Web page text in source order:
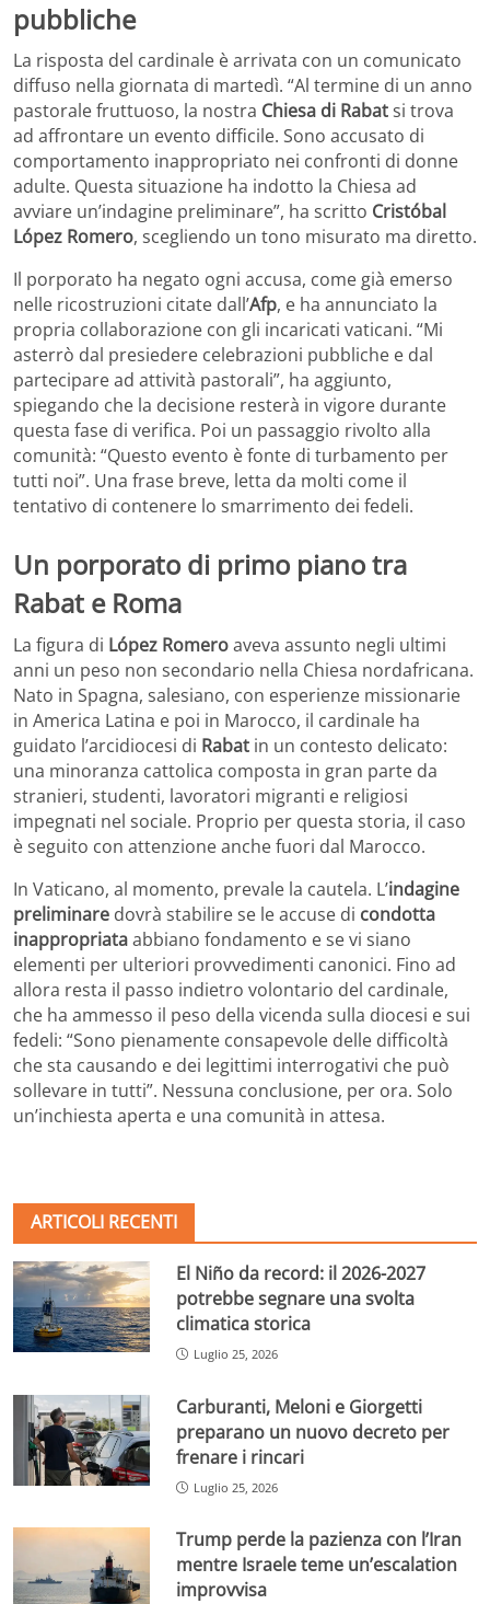
pubbliche
La risposta del cardinale è arrivata con un comunicato
diffuso nella giornata di martedì. “Al termine di un anno
pastorale fruttuoso, la nostra Chiesa di Rabatsi trova
ad affrontare un evento difficile. Sono accusato di
comportamento inappropriato nei confronti di donne
adulte. Questa situazione ha indotto la Chiesa ad
avviare un’indagine preliminare”, ha scritto Cristóbal
López Romero, scegliendo un tono misurato ma diretto.
Il porporato ha negato ogni accusa, come già emerso
nelle ricostruzioni citate dall’Afp, e ha annunciato la
propria collaborazione con gli incaricati vaticani. “Mi
asterrò dal presiedere celebrazioni pubbliche e dal
partecipare ad attività pastorali”, ha aggiunto,
spiegando che la decisione resterà in vigore durante
questa fase di verifica. Poi un passaggio rivolto alla
comunità: “Questo evento è fonte di turbamento per
tutti noi”. Una frase breve, letta da molti come il
tentativo di contenere lo smarrimento dei fedeli.
Un porporato di primo piano tra
Rabat e Roma
La figura di López Romeroaveva assunto negli ultimi
anni un peso non secondario nella Chiesa nordafricana.
Nato in Spagna, salesiano, con esperienze missionarie
in America Latina e poi in Marocco, il cardinale ha
guidato l’arcidiocesi di Rabat in un contesto delicato:
una minoranza cattolica composta in gran parte da
stranieri, studenti, lavoratori migranti e religiosi
impegnati nel sociale. Proprio per questa storia, il caso
è seguito con attenzione anche fuori dal Marocco.
In Vaticano, al momento, prevale la cautela. L’indagine
preliminare dovrà stabilire se le accuse di condotta
inappropriataabbiano fondamento e se vi siano
elementi per ulteriori provvedimenti canonici. Fino ad
allora resta il passo indietro volontario del cardinale,
che ha ammesso il peso della vicenda sulla diocesi e sui
fedeli: “Sono pienamente consapevole delle difficoltà
che sta causando e dei legittimi interrogativi che può
sollevare in tutti”. Nessuna conclusione, per ora. Solo
un’inchiesta aperta e una comunità in attesa.
ARTICOLI RECENTI
El Niño da record: il 2026-2027
potrebbe segnare una svolta
climatica storica
Luglio 25, 2026
Carburanti, Meloni e Giorgetti
preparano un nuovo decreto per
frenare i rincari
Luglio 25, 2026
Trump perde la pazienza con l’Iran
mentre Israele teme un’escalation
improvvisa